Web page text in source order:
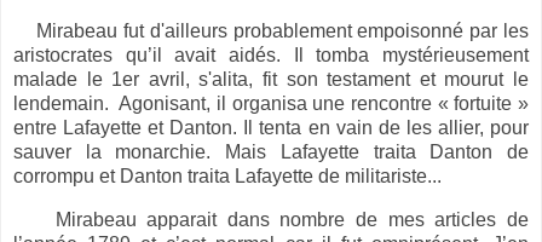
Mirabeau fut d'ailleurs probablement empoisonné par les
aristocrates qu’il avait aidés. Il tomba mystérieusement
malade le 1er avril, s'alita, fit son testament et mourut le
lendemain. Agonisant, il organisa une rencontre « fortuite »
entre Lafayette et Danton. Il tenta en vain de les allier, pour
sauver la monarchie. Mais Lafayette traita Danton de
corrompu et Danton traita Lafayette de militariste...
Mirabeau apparait dans nombre de mes articles de